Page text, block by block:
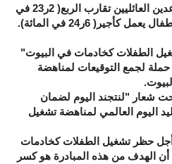
(3ر48 في المائة) ونسبة المساعدين العائليين تقارب الربع( 2ر23 في
6ر24 في المائة).
الطفلات كخادمات في البيوت"
06/2010بالرباط حملة لجمع التوقيعات لمناهضة
شعار "لنتجند اليوم لضمان
اليوم العالمي لمناهضة تشغيل
حظر تشغيل الطفلات كخادمات
الهدف من هذه المبادرة هو كسر